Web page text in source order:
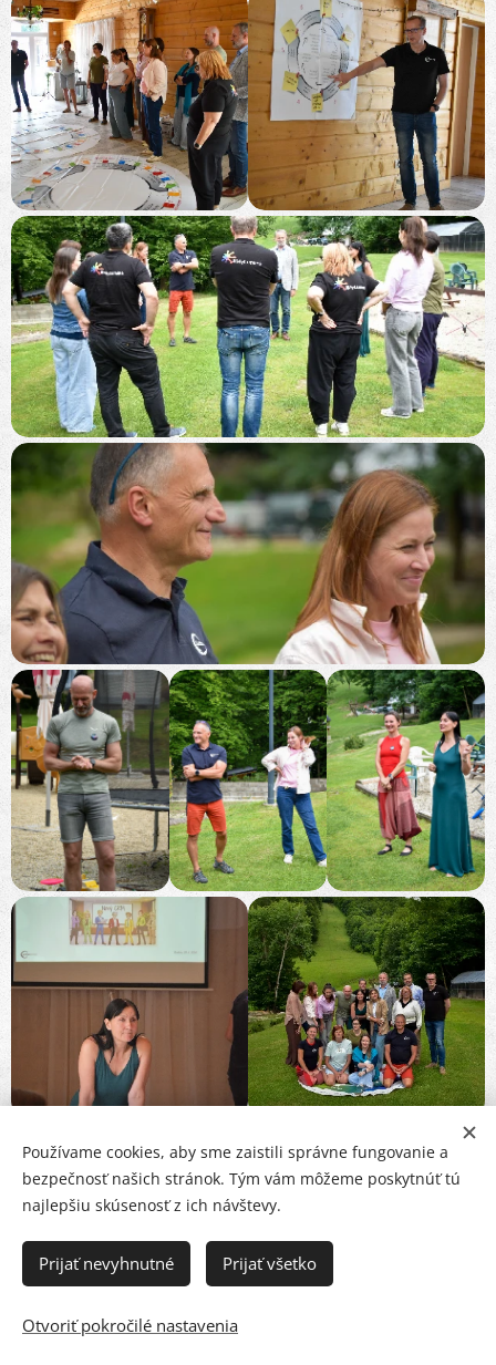
Používame cookies, aby sme zaistili správne fungovanie a
bezpečnosť našich stránok. Tým vám môžeme poskytnúť tú
najlepšiu skúsenosť z ich návštevy.
Prijať nevyhnutné Prijať všetko
Otvoriť pokročilé nastavenia